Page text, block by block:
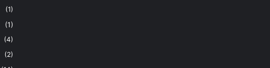
(1)
(1)
(4)
(2)